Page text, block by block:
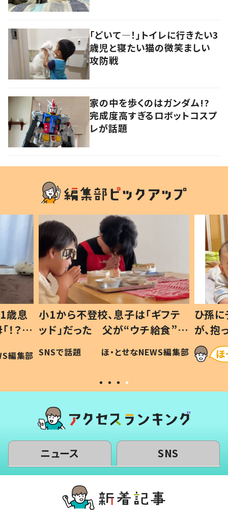
「どいて―！」トイレに行きたい3
歳児と寝たい猫の微笑ましい
攻防戦
家の中を歩くのはガンダム!?
完成度高すぎるロボットコスプ
レが話題
歳息
？」
編集部
小1から不登校、息子は「ギフテ
ッド」だった 父が“ウチ給食”を
作り続ける理由とは #令和の親
#令和の子
SNSで話題 ほ・とせなNEWS編集部
ひ孫
が、
「涙が
い」
ニュース SNS